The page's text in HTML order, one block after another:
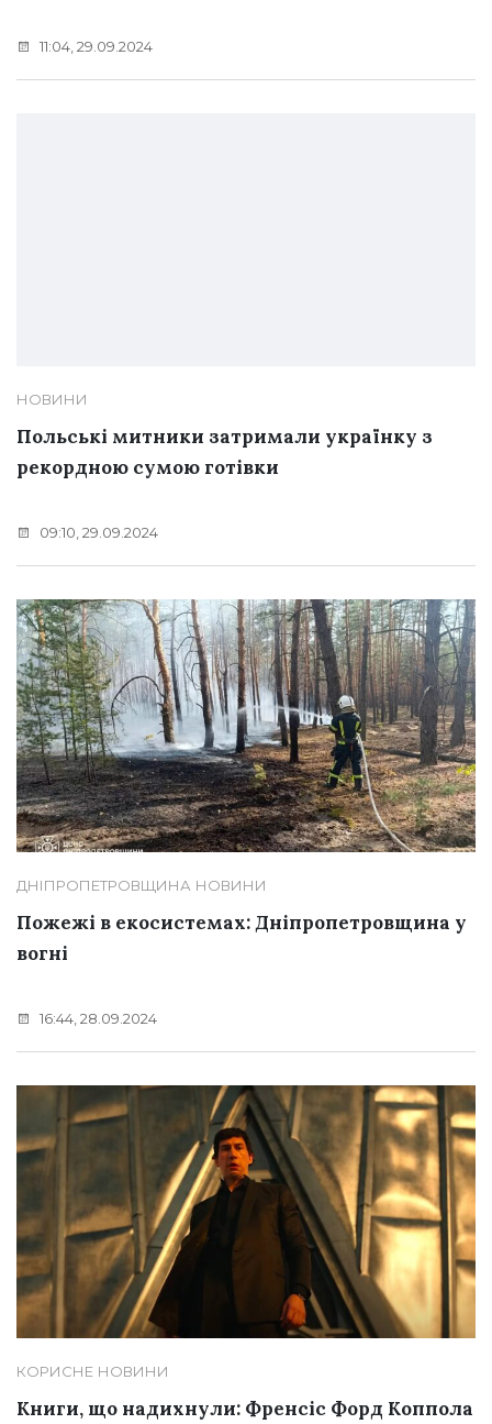
11:04, 29.09.2024
НОВИНИ
Польські митники затримали українку з
рекордною сумою готівки
09:10, 29.09.2024
ДНІПРОПЕТРОВЩИНА НОВИНИ
Пожежі в екосистемах: Дніпропетровщина у
вогні
16:44, 28.09.2024
КОРИСНЕ НОВИНИ
Книги, що надихнули: Френсіс Форд Коппола